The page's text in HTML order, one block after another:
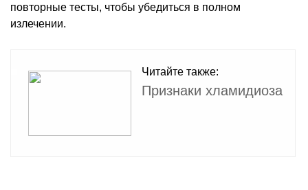
повторные тесты, чтобы убедиться в полном
излечении.
Читайте также:
Признаки хламидиоза